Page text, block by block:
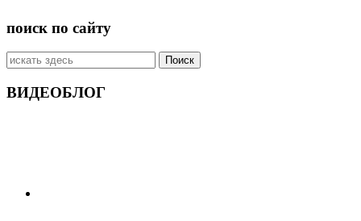
поиск по сайту
Искать:
ВИДЕОБЛОГ